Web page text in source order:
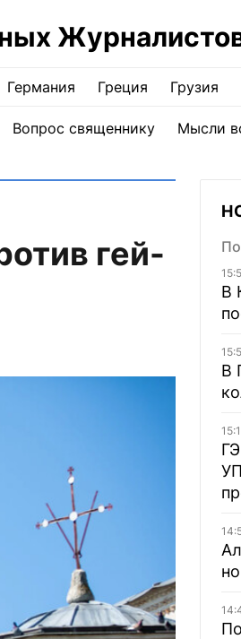
Германия Греция Грузия
Вопрос священнику Мысли
гей-
В
В